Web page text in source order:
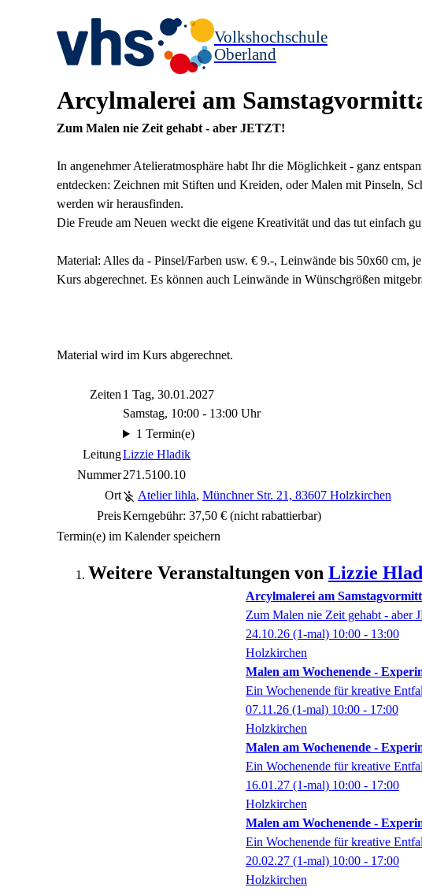
Volkshochschule
Oberland
Arcylmalerei am
Zum Malen nie Zeit gehabt - aber JETZT!
In angenehmer Atelieratmosphäre habt Ihr die Möglichkeit - ganz
entdecken: Zeichnen mit Stiften und Kreiden, oder Malen mit Pinseln,
werden wir herausfinden.
Die Freude am Neuen weckt die eigene Kreativität und das tut einfach
Material: Alles da - Pinsel/Farben usw. € 9.-, Leinwände bis 50x60 cm,
Kurs abgerechnet. Es können auch Leinwände in Wünschgrößen
Material wird im Kurs abgerechnet.
Zeiten 1 Tag, 30.01.2027
Samstag, 10:00 - 13:00 Uhr
1 Termin(e)
LeitungLizzie Hladik
Nummer271.5100.10
Ort
Atelier lihla, Münchner Str. 21, 83607 Holzkirchen
PreisKerngebühr: 37,50 € (nicht rabattierbar)
Termin(e) im Kalender speichern
Weitere Veranstaltungen von Lizzie
Arcylmalerei am
Zum Malen nie Zeit gehabt - aber
24.10.26 (1-mal) 10:00 - 13:00
Holzkirchen
Malen am Wochenende -
Ein Wochenende für kreative
07.11.26 (1-mal) 10:00 - 17:00
Holzkirchen
Malen am Wochenende -
Ein Wochenende für kreative
16.01.27 (1-mal) 10:00 - 17:00
Holzkirchen
Malen am Wochenende -
Ein Wochenende für kreative
20.02.27 (1-mal) 10:00 - 17:00
Holzkirchen